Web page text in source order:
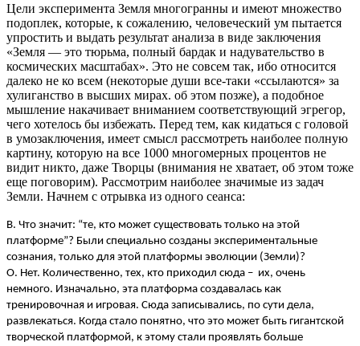
Цели эксперимента Земля многогранны и имеют множество
подоплек, которые, к сожалению, человеческий ум пытается
упростить и выдать результат анализа в виде заключения
«Земля — это тюрьма, полный бардак и надувательство в
космических масштабах». Это не совсем так, ибо относится
далеко не ко всем (некоторые души все-таки «ссылаются» за
хулиганство в высших мирах. об этом позже), а подобное
мышление накачивает вниманием соответствующий эгрегор,
чего хотелось бы избежать. Перед тем, как кидаться с головой
в умозаключения, имеет смысл рассмотреть наиболее полную
картину, которую на все 1000 многомерных процентов не
видит никто, даже Творцы (внимания не хватает, об этом тоже
еще поговорим). Рассмотрим наиболее значимые из задач
Земли. Начнем с отрывка из одного сеанса:
В. Что значит: “те, кто может существовать только на этой
платформе”? Были специально созданы экспериментальные
сознания, только для этой платформы эволюции (Земли)?
О. Нет. Количественно, тех, кто приходил сюда – их, очень
немного. Изначально, эта платформа создавалась как
тренировочная и игровая. Сюда записывались, по сути дела,
развлекаться. Когда стало понятно, что это может быть гигантской
творческой платформой, к этому стали проявлять больше